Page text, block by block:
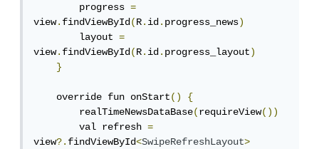
        progress
=
view.findViewById(R.id.progress_news)
        layout
=
view.findViewById(R.id.progress_layout)
}
    override fun onStart
()
{
        realTimeNewsDataBase
(requireView())
        val refresh
=
view?.findViewById<SwipeRefreshLayout>